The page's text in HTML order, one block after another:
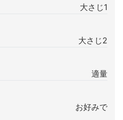
大さじ1
大さじ2
適量
お好みで